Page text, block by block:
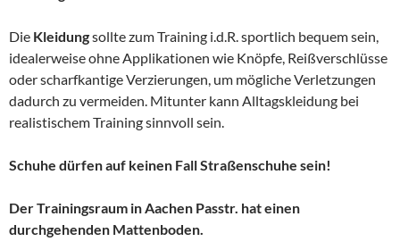
Die Kleidungsollte zum Training i.d.R. sportlich bequem sein,
idealerweise ohne Applikationen wie Knöpfe, Reißverschlüsse
oder scharfkantige Verzierungen, um mögliche Verletzungen
dadurch zu vermeiden. Mitunter kann Alltagskleidung bei
realistischem Training sinnvoll sein.
Schuhe dürfen auf keinen Fall Straßenschuhe sein!
Der Trainingsraum in Aachen Passtr. hat einen
durchgehenden Mattenboden.